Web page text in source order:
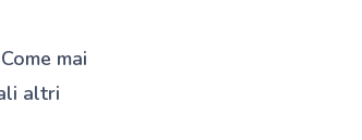
Come mai
altri